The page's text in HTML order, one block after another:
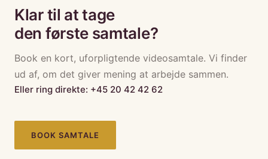
Klar til at tage
den første samtale?
Book en kort, uforpligtende videosamtale. Vi finder
ud af, om det giver mening at arbejde sammen.
Eller ring direkte: +45 20 42 42 62
BOOK SAMTALE